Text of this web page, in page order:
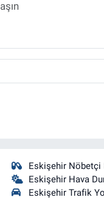
Eskişehir Nöbetçi
Eskişehir Hava
Eskişehir Trafik